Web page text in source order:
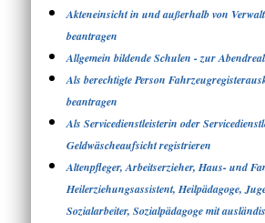
Akteneinsicht in und außerhalb von
beantragen
Allgemein bildende Schulen - zur
Als berechtigte Person
beantragen
Als Servicedienstleisterin oder
Geldwäscheaufsicht registrieren
Altenpfleger, Arbeitserzieher, Haus- und
Heilerziehungsassistent, Heilpädagoge,
Sozialarbeiter, Sozialpädagoge mit